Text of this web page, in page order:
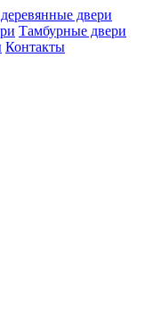
двери
Тамбурные двери
Контакты